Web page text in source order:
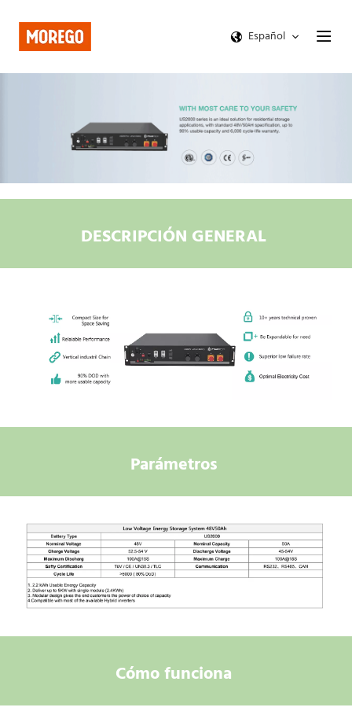
Español
DESCRIPCIÓN GENERAL
Parámetros
Cómo funciona